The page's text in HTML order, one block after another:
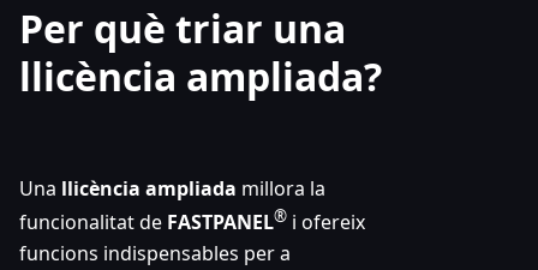
Per què triar una
llicència ampliada?
Una llicència ampliada millora la
funcionalitat de FASTPANEL® i ofereix
funcions indispensables per a